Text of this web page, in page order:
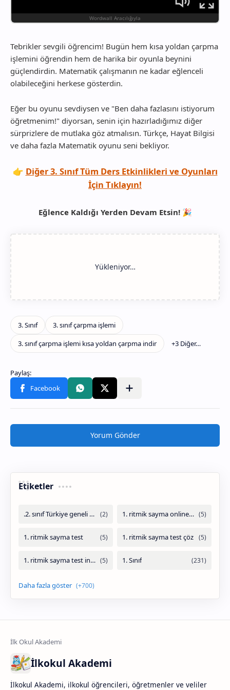
Tebrikler sevgili öğrencim! Bugün hem kısa yoldan çarpma
işlemini öğrendin hem de harika bir oyunla beynini
güçlendirdin. Matematik çalışmanın ne kadar eğlenceli
olabileceğini herkese gösterdin.
Eğer bu oyunu sevdiysen ve "Ben daha fazlasını istiyorum
öğretmenim!" diyorsan, senin için hazırladığımız diğer
sürprizlere de mutlaka göz atmalısın. Türkçe, Hayat Bilgisi
ve daha fazla Matematik oyunu seni bekliyor.
👉 Diğer 3. Sınıf Tüm Ders Etkinlikleri ve Oyunları
İçin Tıklayın!
Eğlence Kaldığı Yerden Devam Etsin!🎉
Yorum Gönder
Etiketler
İlkokul Akademi
İlkokul Akademi, ilkokul öğrencileri, öğretmenler ve veliler